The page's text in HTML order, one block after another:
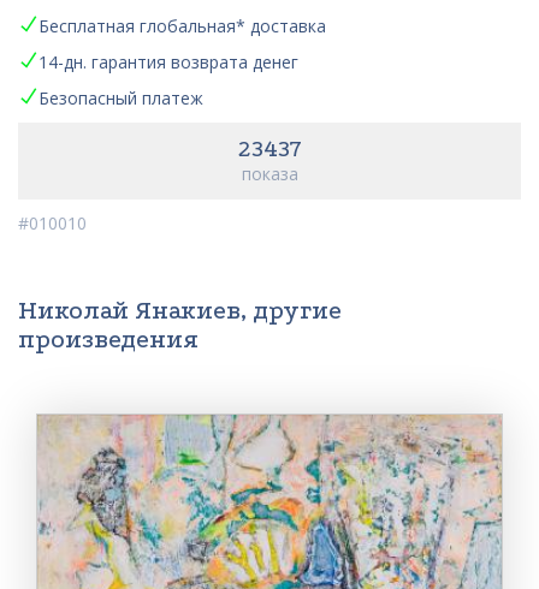
Бесплатная глобальная* доставка
14-дн. гарантия возврата денег
Безопасный платеж
23437
показа
#010010
Николай Янакиев, другие
произведения